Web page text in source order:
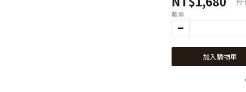
數量
加入購物車